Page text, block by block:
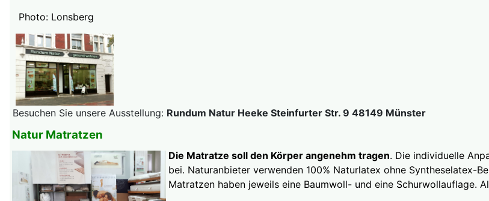
Photo: Lonsberg
Besuchen Sie unsere Ausstellung: Rundum Natur Heeke Steinfurter Str. 9 48149 Münster
Natur Matratzen
Die Matratze soll den Körper angenehm tragen. Die individuelle
bei. Naturanbieter verwenden 100% Naturlatex ohne Syntheselatex-
Matratzen haben jeweils eine Baumwoll- und eine Schurwollauflage.